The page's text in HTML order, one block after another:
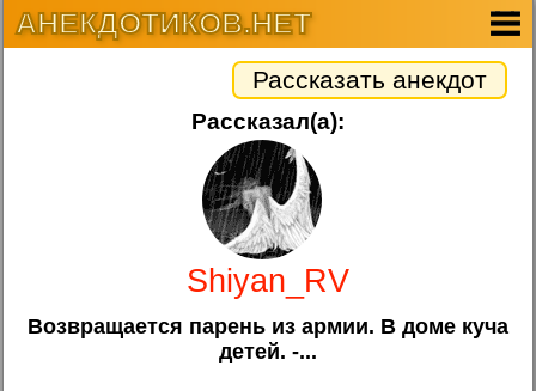
АНЕКДОТИКОВ.НЕТ
Рассказать анекдот
Рассказал(а):
Shiyan_RV
Возвращается парень из армии. В доме куча
детей. -...